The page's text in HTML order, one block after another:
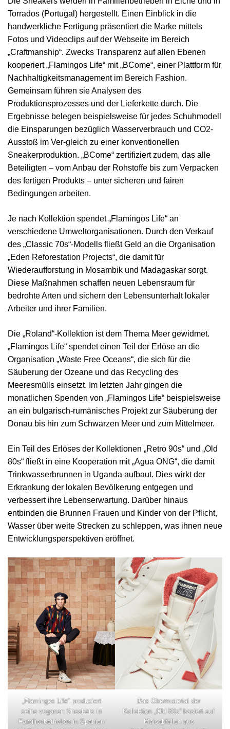
Torrados (Portugal) hergestellt. Einen Einblick in die
handwerkliche Fertigung präsentiert die Marke mittels
Fotos und Videoclips auf der Webseite im Bereich
„Craftmanship“. Zwecks Transparenz auf allen Ebenen
kooperiert „Flamingos Life“ mit „BCome“, einer Plattform für
Nachhaltigkeitsmanagement im Bereich Fashion.
Gemeinsam führen sie Analysen des
Produktionsprozesses und der Lieferkette durch. Die
Ergebnisse belegen beispielsweise für jedes Schuhmodell
die Einsparungen bezüglich Wasserverbrauch und CO2-
Ausstoß im Ver-gleich zu einer konventionellen
Sneakerproduktion. „BCome“ zertifiziert zudem, das alle
Beteiligten – vom Anbau der Rohstoffe bis zum Verpacken
des fertigen Produkts – unter sicheren und fairen
Bedingungen arbeiten.
Je nach Kollektion spendet „Flamingos Life“ an
verschiedene Umweltorganisationen. Durch den Verkauf
des „Classic 70s“-Modells fließt Geld an die Organisation
„Eden Reforestation Projects“, die damit für
Wiederaufforstung in Mosambik und Madagaskar sorgt.
Diese Maßnahmen schaffen neuen Lebensraum für
bedrohte Arten und sichern den Lebensunterhalt lokaler
Arbeiter und ihrer Familien.
Die „Roland“-Kollektion ist dem Thema Meer gewidmet.
„Flamingos Life“ spendet einen Teil der Erlöse an die
Organisation „Waste Free Oceans“, die sich für die
Säuberung der Ozeane und das Recycling des
Meeresmülls einsetzt. Im letzten Jahr gingen die
monatlichen Spenden von „Flamingos Life“ beispielsweise
an ein bulgarisch-rumänisches Projekt zur Säuberung der
Donau bis hin zum Schwarzen Meer und zum Mittelmeer.
Ein Teil des Erlöses der Kollektionen „Retro 90s“ und „Old
80s“ fließt in eine Kooperation mit „Agua ONG“, die damit
Trinkwasserbrunnen in Uganda aufbaut. Dies wirkt der
Erkrankung der lokalen Bevölkerung entgegen und
verbessert ihre Lebenserwartung. Darüber hinaus
entbinden die Brunnen Frauen und Kinder von der Pflicht,
Wasser über weite Strecken zu schleppen, was ihnen neue
Entwicklungsperspektiven eröffnet.
„Flamingos Life“ produziert
seine veganen Sneakers in
Familienbetrieben in Spanien
Das Obermaterial der
Kollektion „Old 80s“ basiert auf
Maisabfällen aus